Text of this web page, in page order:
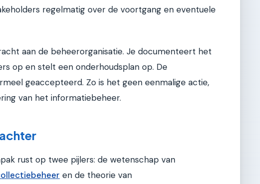
regelmatig over de voortgang en eventuele
aan de beheerorganisatie. Je documenteert het
op en stelt een onderhoudsplan op. De
geaccepteerd. Zo is het geen eenmalige actie,
van het informatiebeheer.
rust op twee pijlers: de wetenschap van
en de theorie van